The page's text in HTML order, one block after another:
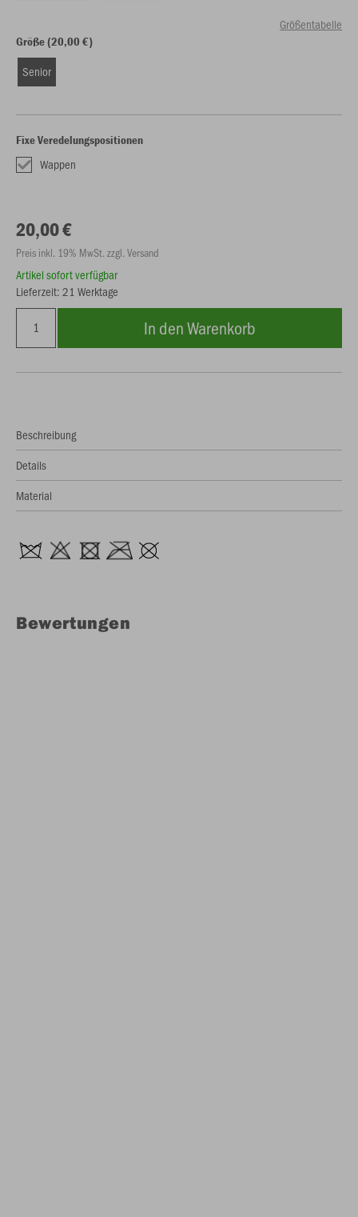
Größentabelle
Größe (20,00 €)
Senior
Fixe Veredelungspositionen
Wappen
20,00 €
Preis inkl. 19% MwSt. zzgl. Versand
Artikel sofort verfügbar
Lieferzeit: 21 Werktage
In den Warenkorb
Beschreibung
Details
Material
Bewertungen